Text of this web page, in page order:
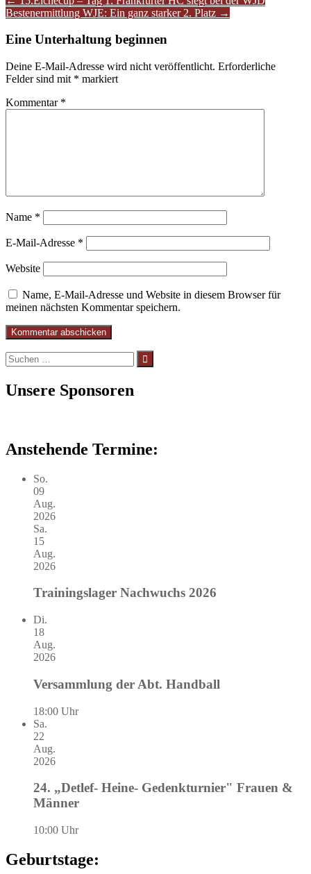
Navigation
Bestenermittlung WJE: Ein ganz starker 2. Platz →
Eine Unterhaltung beginnen
Deine E-Mail-Adresse wird nicht veröffentlicht. Erforderliche
Felder sind mit * markiert
Kommentar *
Name *
E-Mail-Adresse *
Website
Name, E-Mail-Adresse und Website in diesem Browser für
meinen nächsten Kommentar speichern.
Suchen
nach:
Unsere Sponsoren
Anstehende Termine:
So.
09
Aug.
2026
Sa.
15
Aug.
2026
Trainingslager Nachwuchs 2026
Di.
18
Aug.
2026
Versammlung der Abt. Handball
18:00 Uhr
Sa.
22
Aug.
2026
24. „Detlef- Heine- Gedenkturnier" Frauen &
Männer
10:00 Uhr
Geburtstage: